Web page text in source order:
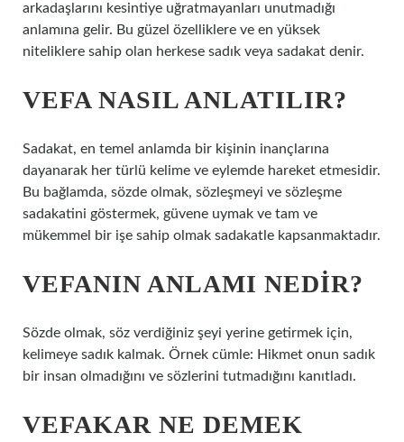
arkadaşlarını kesintiye uğratmayanları unutmadığı
anlamına gelir. Bu güzel özelliklere ve en yüksek
niteliklere sahip olan herkese sadık veya sadakat denir.
VEFA NASIL ANLATILIR?
Sadakat, en temel anlamda bir kişinin inançlarına
dayanarak her türlü kelime ve eylemde hareket etmesidir.
Bu bağlamda, sözde olmak, sözleşmeyi ve sözleşme
sadakatini göstermek, güvene uymak ve tam ve
mükemmel bir işe sahip olmak sadakatle kapsanmaktadır.
VEFANIN ANLAMI NEDIR?
Sözde olmak, söz verdiğiniz şeyi yerine getirmek için,
kelimeye sadık kalmak. Örnek cümle: Hikmet onun sadık
bir insan olmadığını ve sözlerini tutmadığını kanıtladı.
VEFAKAR NE DEMEK